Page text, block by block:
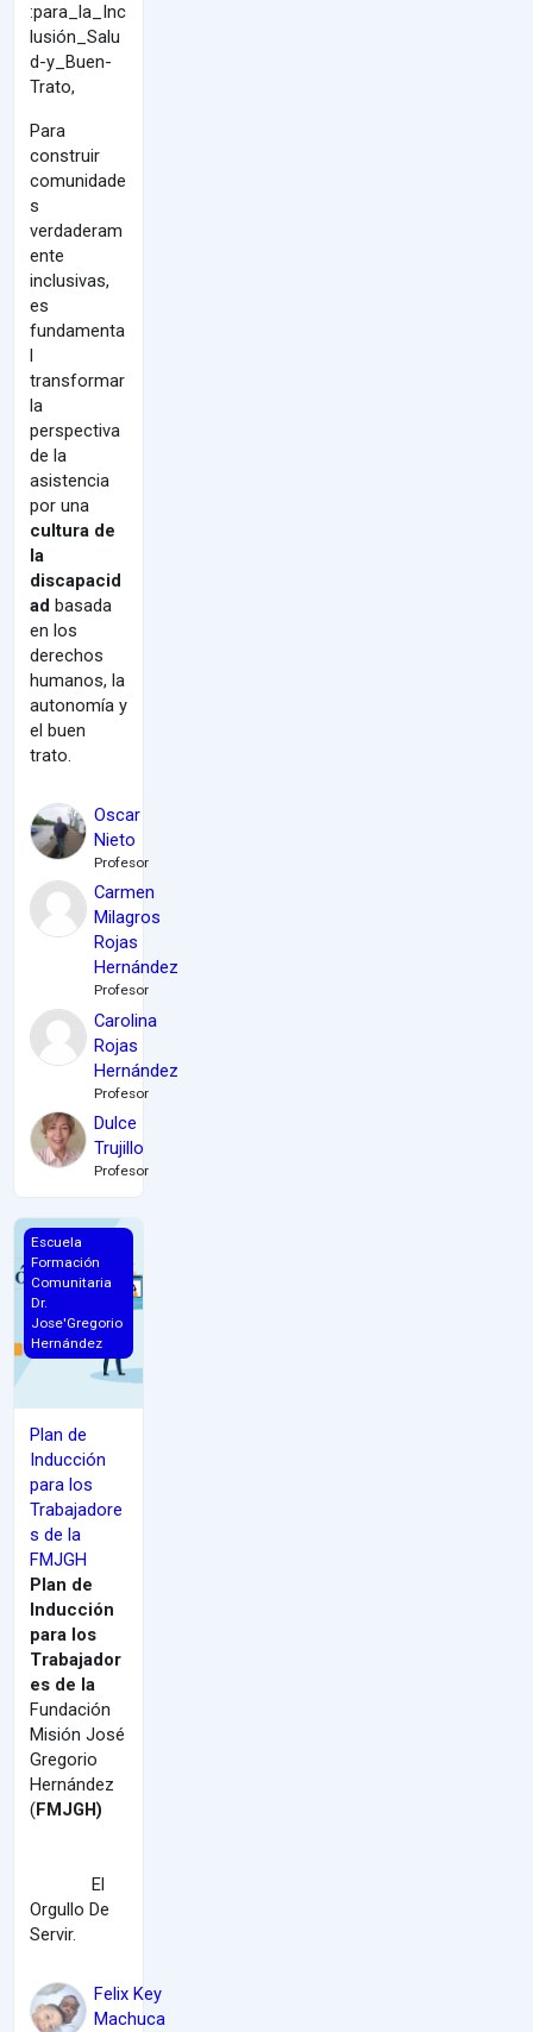
:para_la_Inc
lusión_Salu
d-y_Buen-
Trato,
Para
construir
comunidade
s
verdaderam
ente
inclusivas,
es
fundamenta
l
transformar
la
perspectiva
de la
asistencia
por una
cultura de
la
discapacid
ad basada
en los
derechos
humanos, la
autonomía y
el buen
trato.
Oscar
Nieto
Profesor
Carmen
Milagros
Rojas
Hernández
Profesor
Carolina
Rojas
Hernández
Profesor
Dulce
Trujillo
Profesor
Plan de Inducción para los Trabajadores de la FMJGH
Escuela
Formación
Comunitaria
Dr.
Jose'Gregorio
Hernández
Plan de
Inducción
para los
Trabajadore
s de la
FMJGH
Plan de
Inducción
para los
Trabajador
es de la
Fundación
Misión José
Gregorio
Hernández
(FMJGH)
El
Orgullo De
Servir.
Felix Key
Machuca